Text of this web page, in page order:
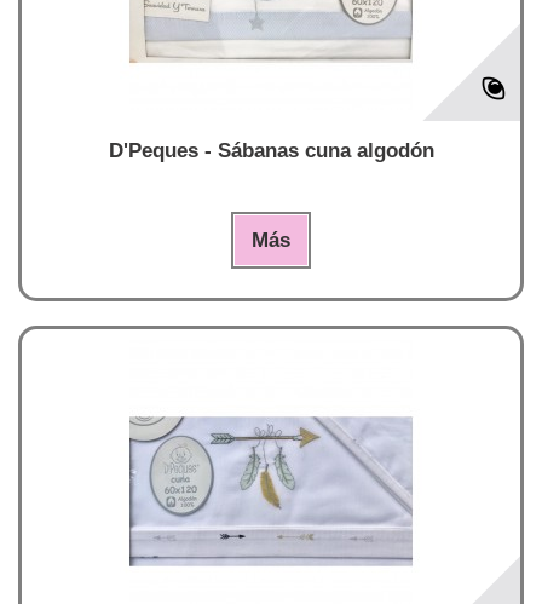
D'Peques - Sábanas cuna algodón
Más